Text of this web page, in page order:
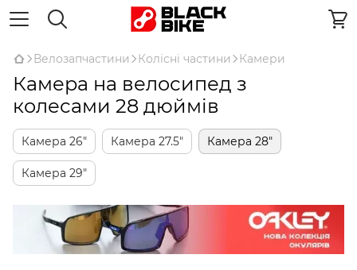
Велозапчастини Колісні частини Камери
Камера на велосипед з
колесами 28 дюймів
Камера 26" Камера 27.5" Камера 28"
Камера 29"